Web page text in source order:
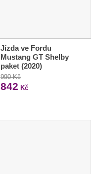
Jízda ve Fordu
Mustang GT Shelby
paket (2020)
990 Kč
842 Kč